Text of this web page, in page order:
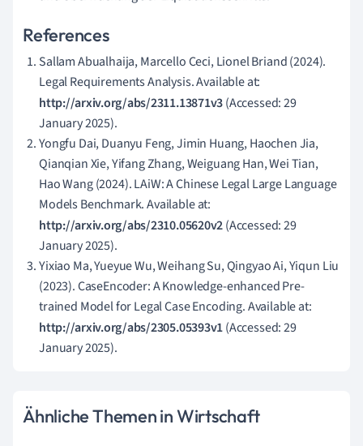
References
Sallam Abualhaija, Marcello Ceci, Lionel Briand (2024).
Legal Requirements Analysis. Available at:
http://arxiv.org/abs/2311.13871v3(Accessed: 29
January 2025).
Yongfu Dai, Duanyu Feng, Jimin Huang, Haochen Jia,
Qianqian Xie, Yifang Zhang, Weiguang Han, Wei Tian,
Hao Wang (2024). LAiW: A Chinese Legal Large Language
Models Benchmark. Available at:
http://arxiv.org/abs/2310.05620v2(Accessed: 29
January 2025).
Yixiao Ma, Yueyue Wu, Weihang Su, Qingyao Ai, Yiqun Liu
(2023). CaseEncoder: A Knowledge-enhanced Pre-
trained Model for Legal Case Encoding. Available at:
http://arxiv.org/abs/2305.05393v1(Accessed: 29
January 2025).
Ähnliche Themen in Wirtschaft